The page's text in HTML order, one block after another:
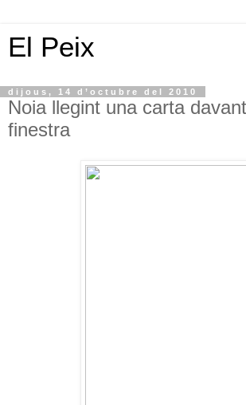
El Peix
dijous, 14 d’octubre del 2010
Noia llegint una carta
finestra